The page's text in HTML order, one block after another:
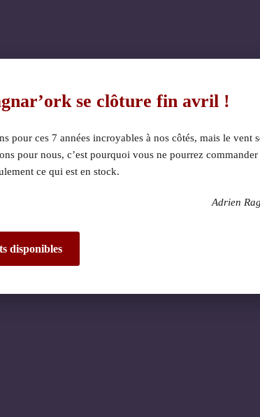
!
–
se clôture fin avril !
pour ces 7 années incroyables à nos côtés, mais le vent
pour nous, c’est pourquoi vous ne pourrez
ce qui est en stock.
Adrien
disponibles